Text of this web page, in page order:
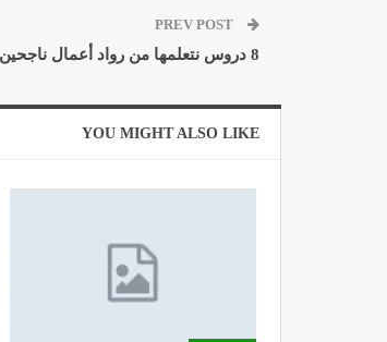
8 دروس نتعلمها من رواد أعمال ناجحين
YOU MIGHT ALSO LIKE